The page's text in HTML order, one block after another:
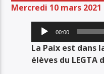
CHRISTIAN NARA
Mercredi 10 mars 2021
Lecteur
audio
00:00
La Paix est dans
élèves du LEGTA